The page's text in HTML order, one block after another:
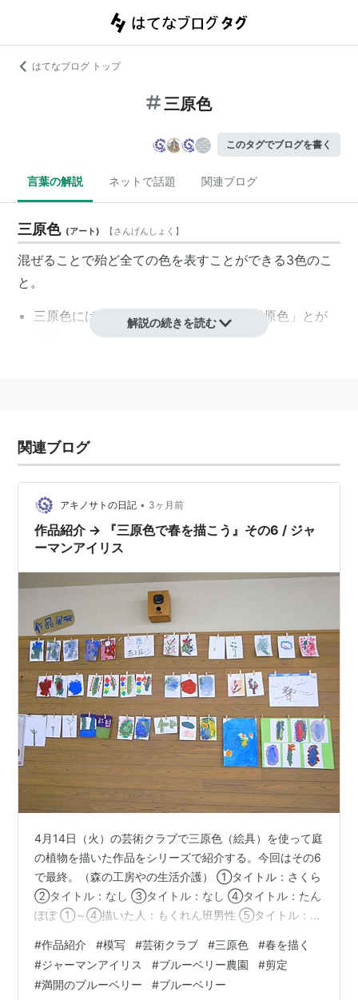
はてなブログ トップ
三原色
このタグでブログを書く
言葉の解説 ネットで話題 関連ブログ
三原色 (アート) 【さんげんしょく 】
混ぜることで殆ど全ての色を表すことができる3色のこ
と。
三原色には、「 光の三原色」と「 色の三原色 」とが
関連
→原色
解説の続きを読む
関連ブログ
アキノサトの日記 • 3ヶ月前
作品紹介 → 『三原色で春を描こう』その6 / ジャ
ーマンアイリス
4月14日（火）の芸術クラブで三原色（絵具）を使って庭
の植物を描いた作品をシリーズで紹介する。今回はその6
で最終。（森の工房やの生活介護） ①タイトル：さくら
②タイトル：なし ③タイトル：なし ④タイトル：たん
ぽぽ ①～④描いた人：もくれん班男性 ⑤タイトル：た
いた人：くるみ班男性 森の工房あやめの作業室前の花壇
に咲いたジャーマンアイリス。 深みのある紫色と波打つ
花びら（フリル）が美しい。（5月8日撮影） 遊フォト
#作品紹介 #模写 #芸術クラブ #三原色 #春を描く
#ジャーマンアイリス #ブルーベリー農園 #剪定
#満開のブルーベリー #ブルーベリー